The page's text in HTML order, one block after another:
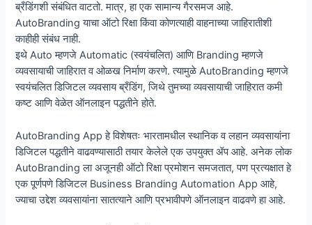
ब्रँडिंगशी संबंधित वाटतो. मात्र, हा एक सामान्य गैरसमज आहे.
AutoBranding याचा ऑटो रिक्षा किंवा कोणत्याही वाहनाच्या जाहिरातीशी
काहीही संबंध नाही.
इथे Auto म्हणजे Automatic (स्वयंचलित) आणि Branding म्हणजे
व्यवसायाची जाहिरात व ओळख निर्माण करणे. त्यामुळे AutoBranding म्हणजे
स्वयंचलित डिजिटल व्यवसाय ब्रँडिंग, जिथे तुमच्या व्यवसायाची जाहिरात कमी
कष्ट आणि वेळेत ऑनलाइन पद्धतीने होते.
AutoBranding App हे विशेषतः भारतामधील स्थानिक व लहान व्यवसायांना
डिजिटल पद्धतीने वाढवण्यासाठी तयार केलेले एक उपयुक्त ॲप आहे. अनेक लोक
AutoBranding ला अजूनही ऑटो रिक्षा प्रमोशन समजतात, पण प्रत्यक्षात हे
एक पूर्णपणे डिजिटल Business Branding Automation App आहे,
ज्याचा उद्देश व्यवसायांना सातत्याने आणि प्रभावीपणे ऑनलाइन वाढवणे हा आहे.